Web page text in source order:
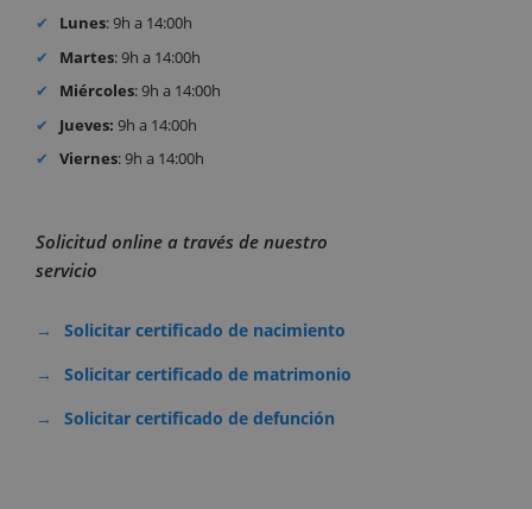
Lunes: 9h a 14:00h
Martes: 9h a 14:00h
Miércoles: 9h a 14:00h
Jueves: 9h a 14:00h
Viernes: 9h a 14:00h
Solicitud online a través de nuestro
servicio
Solicitar certificado de nacimiento
Solicitar certificado de matrimonio
Solicitar certificado de defunción